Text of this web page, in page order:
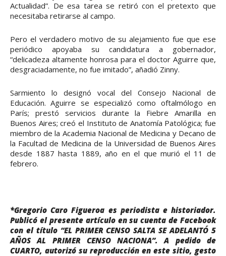
Actualidad”. De esa tarea se retiró con el pretexto que
necesitaba retirarse al campo.
Pero el verdadero motivo de su alejamiento fue que ese
periódico apoyaba su candidatura a gobernador,
“delicadeza altamente honrosa para el doctor Aguirre que,
desgraciadamente, no fue imitado”, añadió Zinny.
Sarmiento lo designó vocal del Consejo Nacional de
Educación. Aguirre se especializó como oftalmólogo en
París; prestó servicios durante la Fiebre Amarilla en
Buenos Aires; creó el Instituto de Anatomía Patológica; fue
miembro de la Academia Nacional de Medicina y Decano de
la Facultad de Medicina de la Universidad de Buenos Aires
desde 1887 hasta 1889, año en el que murió el 11 de
febrero.
*Gregorio Caro Figueroa es periodista e historiador.
Publicó el presente artículo en su cuenta de Facebook
con el título “EL PRIMER CENSO SALTA SE ADELANTÓ 5
AÑOS AL PRIMER CENSO NACIONA”. A pedido de
CUARTO, autorizó su reproducción en este sitio, gesto